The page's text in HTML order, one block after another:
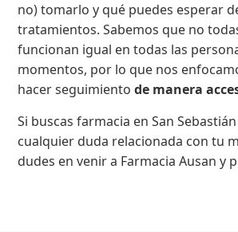
no) tomarlo y qué puedes esperar
tratamientos. Sabemos que no
funcionan igual en todas las
momentos, por lo que nos
hacer seguimientode manera
Si buscas farmacia en San
cualquier duda relacionada con tu
dudes en venir a Farmacia Ausan y